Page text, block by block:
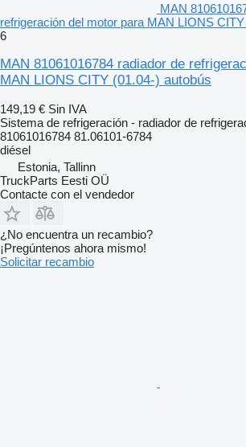
MAN
refrigeración del motor para MAN LIONS
6
MAN 81061016784 radiador de
MAN LIONS CITY (01.04-) autobús
149,19 € Sin IVA
Sistema de refrigeración - radiador de
81061016784 81.06101-6784
diésel
Estonia, Tallinn
TruckParts Eesti OÜ
Contacte con el vendedor
¿No encuentra un recambio?
¡Pregúntenos ahora mismo!
Solicitar recambio